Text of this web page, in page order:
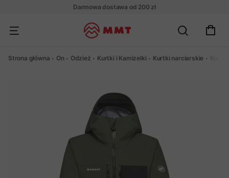
Darmowa dostawa od 200 zł
Strona główna On Odzież Kurtki i Kamizelki Kurtki narciarskie